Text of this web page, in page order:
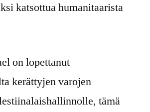
katsottua humanitaarista
on lopettanut
kerättyjen varojen
tämä